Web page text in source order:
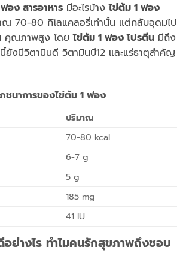
อง สารอาหาร มีอะไรบ้างไข่ต้ม 1 ฟอง
ณ 70-80 กิโลแคลอรี่เท่านั้น แต่กลับอุดมไป
คุณภาพสูง โดยไข่ต้ม 1 ฟอง โปรตีน มีถึง
ยังมีวิตามินดี วิตามินบี12 และแร่ธาตุสำคัญ
ชนาการของไข่ต้ม 1 ฟอง
ปริมาณ
70-80 kcal
6-7 g
5 g
185 mg
41 IU
ย่างไร ทำไมคนรักสุขภาพถึงชอบ